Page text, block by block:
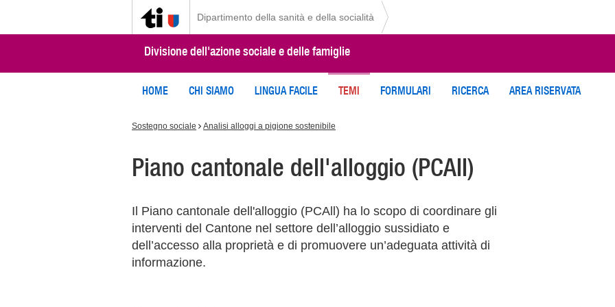
Dipartimento della sanità e della socialità
Divisione dell'azione sociale e delle famiglie
HOME CHI SIAMO LINGUA FACILE TEMI FORMULARI RICERCA AREA RISERVATA
Sostegno sociale Analisi alloggi a pigione sostenibile
Piano cantonale dell'alloggio (PCAII)
Il Piano cantonale dell'alloggio (PCAll) ha lo scopo di coordinare gli
interventi del Cantone nel settore dell’alloggio sussidiato e
dell’accesso alla proprietà e di promuovere un’adeguata attività di
informazione.